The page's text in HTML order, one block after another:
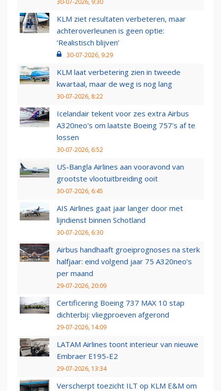
KLM ziet resultaten verbeteren, maar
achteroverleunen is geen optie:
‘Realistisch blijven’
30-07-2026, 9:29
KLM laat verbetering zien in tweede
kwartaal, maar de weg is nog lang
30-07-2026, 8:22
Icelandair tekent voor zes extra Airbus
A320neo's om laatste Boeing 757's af te
lossen
30-07-2026, 6:52
US-Bangla Airlines aan vooravond van
grootste vlootuitbreiding ooit
30-07-2026, 6:45
AIS Airlines gaat jaar langer door met
lijndienst binnen Schotland
30-07-2026, 6:30
Airbus handhaaft groeiprognoses na sterk
halfjaar: eind volgend jaar 75 A320neo’s
per maand
29-07-2026, 20:09
Certificering Boeing 737 MAX 10 stap
dichterbij: vliegproeven afgerond
29-07-2026, 14:09
LATAM Airlines toont interieur van nieuwe
Embraer E195-E2
29-07-2026, 13:34
Verscherpt toezicht ILT op KLM E&M om